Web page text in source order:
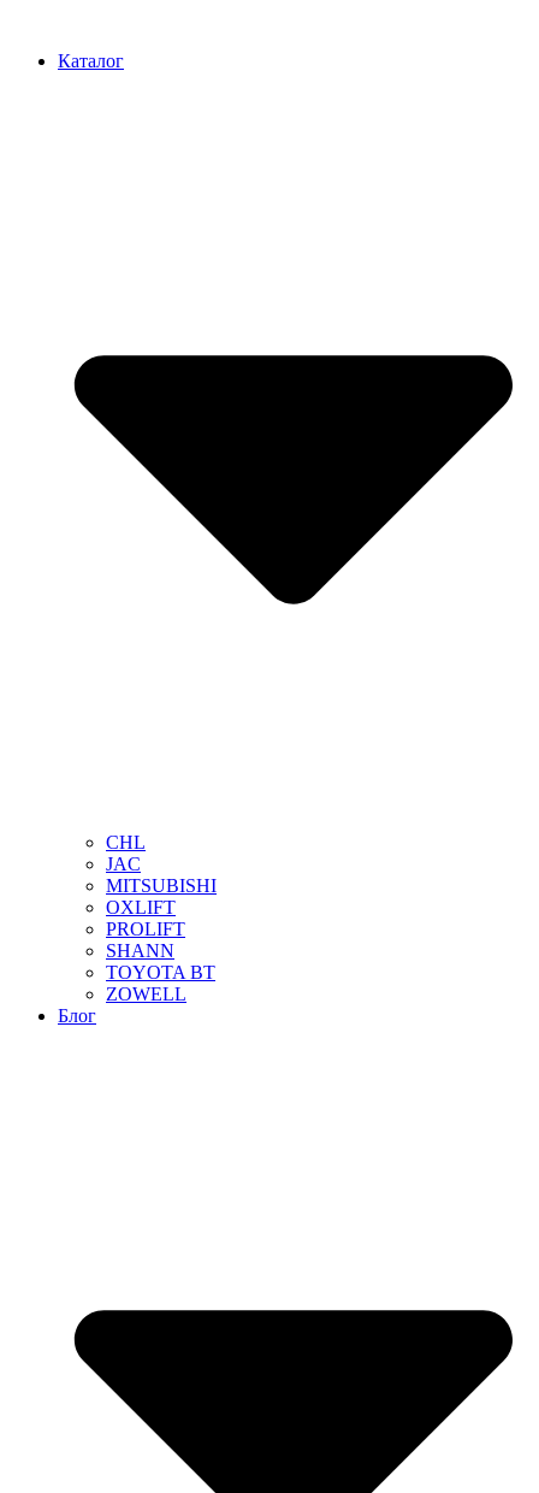
содержимому
Каталог
CHL
JAC
MITSUBISHI
OXLIFT
PROLIFT
SHANN
TOYOTA BT
ZOWELL
Блог